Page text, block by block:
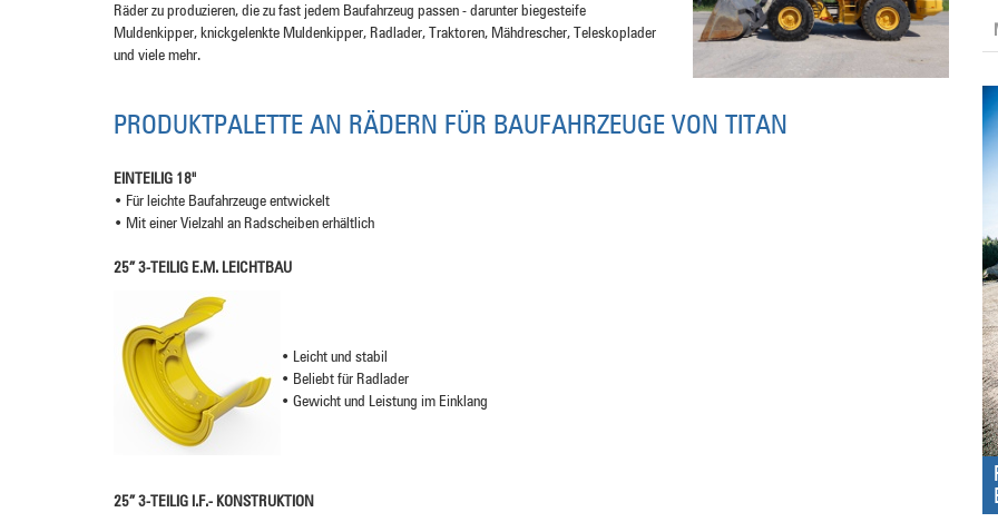
Räder zu produzieren, die zu fast jedem Baufahrzeug passen - darunter biegesteife
Muldenkipper, knickgelenkte Muldenkipper, Radlader, Traktoren, Mähdrescher, Teleskoplader
und viele mehr.
PRODUKTPALETTE AN RÄDERN FÜR BAUFAHRZEUGE VON TITAN
EINTEILIG 18"
• Für leichte Baufahrzeuge entwickelt
• Mit einer Vielzahl an Radscheiben erhältlich
25” 3-TEILIG E.M. LEICHTBAU
• Leicht und stabil
• Beliebt für Radlader
• Gewicht und Leistung im Einklang
25” 3-TEILIG I.F.- KONSTRUKTION